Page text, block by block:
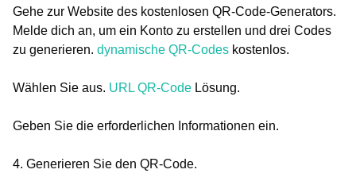
Gehe zur Website des kostenlosen QR-Code-Generators.
Melde dich an, um ein Konto zu erstellen und drei Codes
zu generieren. dynamische QR-Codes kostenlos.
Wählen Sie aus. URL QR-Code Lösung.
Geben Sie die erforderlichen Informationen ein.
4. Generieren Sie den QR-Code.